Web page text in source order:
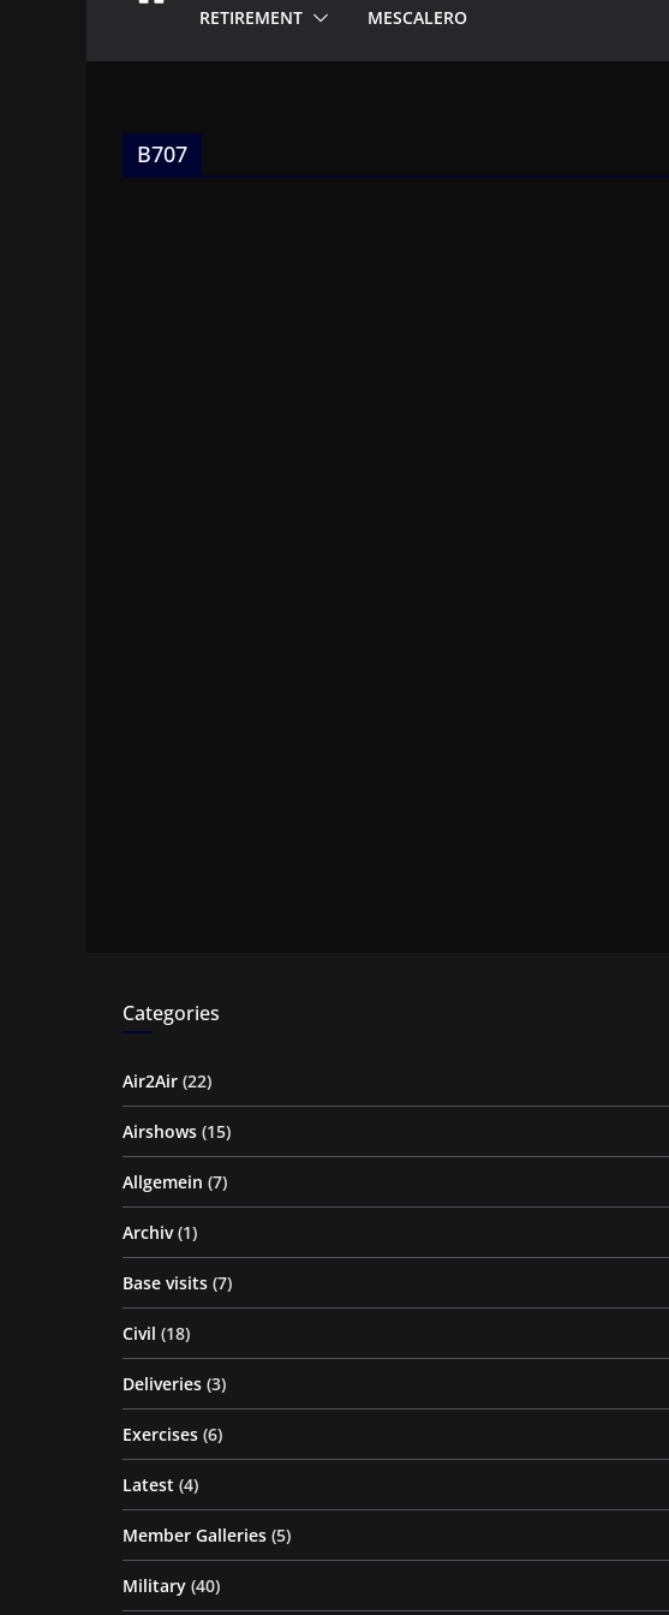
RETIREMENT MESCALERO
B707
Categories
Air2Air (22)
Airshows (15)
Allgemein (7)
Archiv(1)
Base visits (7)
Civil (18)
Deliveries (3)
Exercises (6)
Latest (4)
Member Galleries (5)
Military (40)